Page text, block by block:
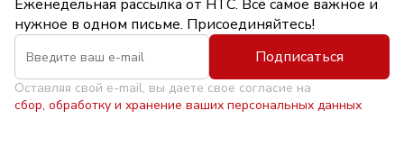
Еженедельная рассылка от НТС. Всё самое важное и
нужное в одном письме. Присоединяйтесь!
Подписаться
Оставляя свой e-mail, вы даете свое согласие на
сбор, обработку и хранение ваших персональных данных